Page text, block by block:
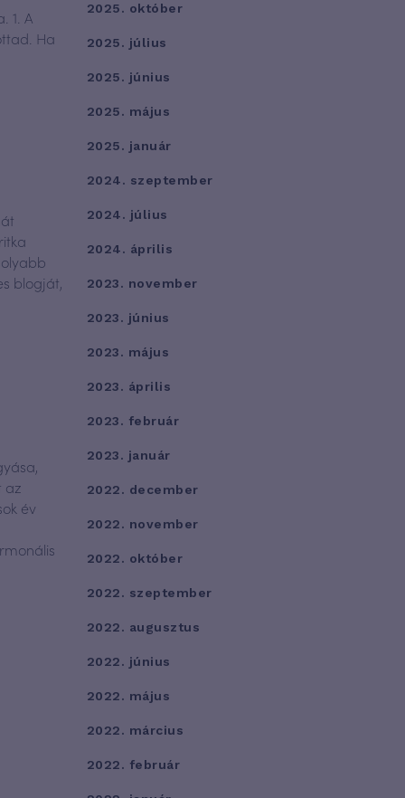
1. A
Ha
blogját,
az
év
2025. október
2025. július
2025. június
2025. május
2025. január
2024. szeptember
2024. július
2024. április
2023. november
2023. június
2023. május
2023. április
2023. február
2023. január
2022. december
2022. november
2022. október
2022. szeptember
2022. augusztus
2022. június
2022. május
2022. március
2022. február